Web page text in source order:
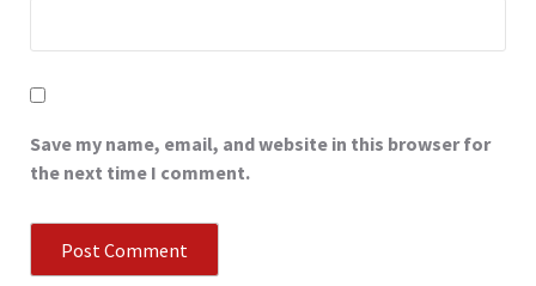
Save my name, email, and website in this browser for
the next time I comment.